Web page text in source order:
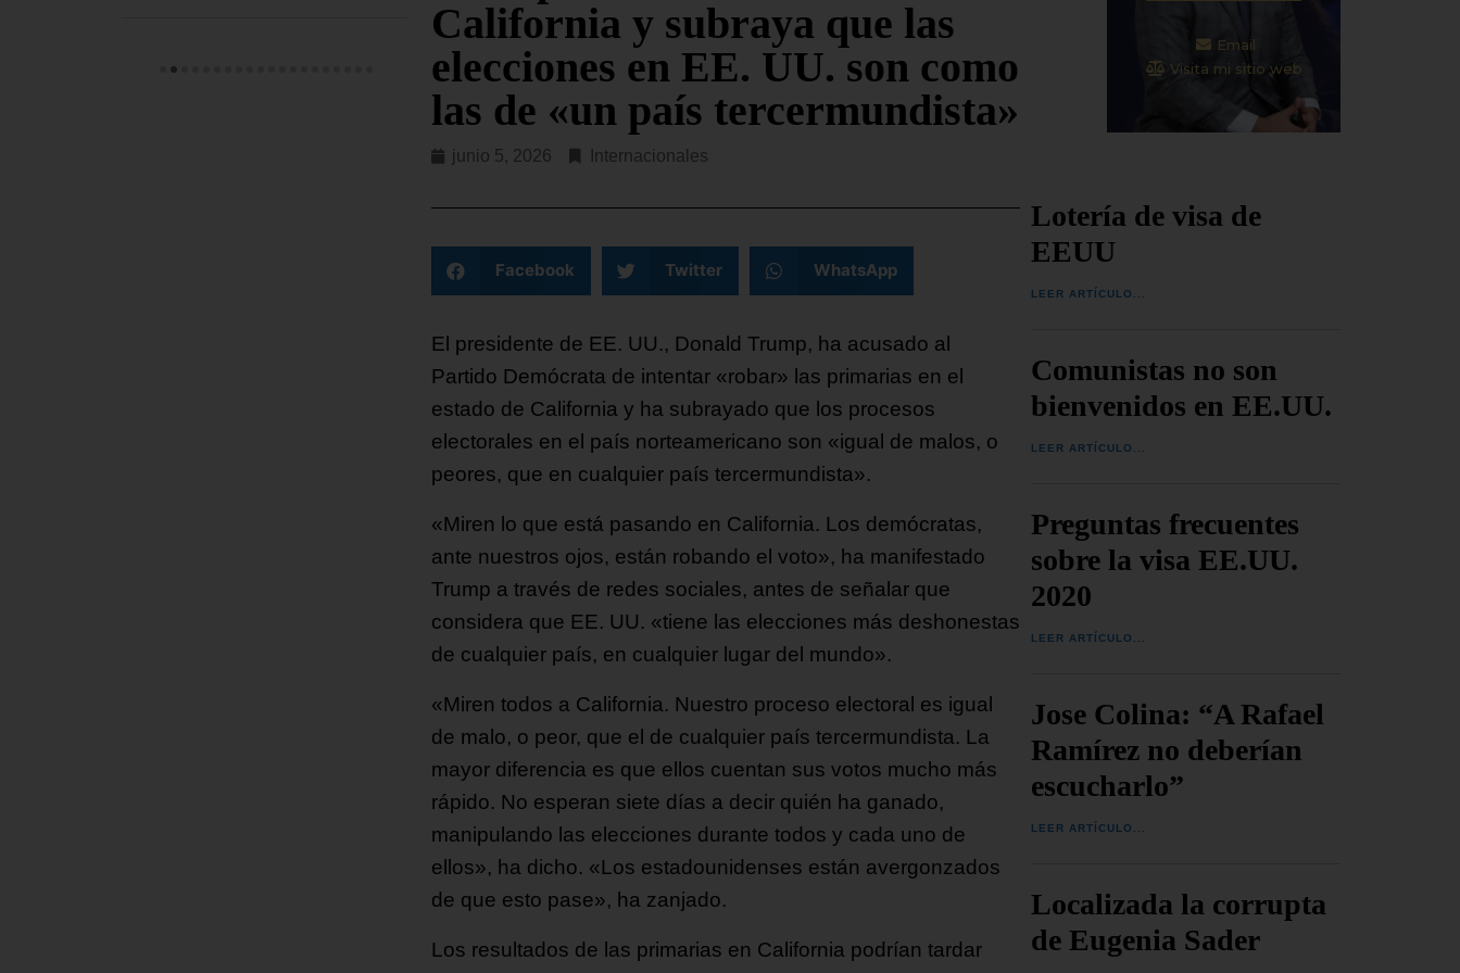
SEGUIR LEYENDO...
California y subraya que las
elecciones en EE. UU. son como
las de «un país tercermundista»
junio 5, 2026 Internacionales
Facebook Twitter WhatsApp
El presidente de EE. UU., Donald Trump, ha acusado al
Partido Demócrata de intentar «robar» las primarias en el
estado de California y ha subrayado que los procesos
electorales en el país norteamericano son «igual de malos, o
peores, que en cualquier país tercermundista».
«Miren lo que está pasando en California. Los demócratas,
ante nuestros ojos, están robando el voto», ha manifestado
Trump a través de redes sociales, antes de señalar que
considera que EE. UU. «tiene las elecciones más deshonestas
de cualquier país, en cualquier lugar del mundo».
«Miren todos a California. Nuestro proceso electoral es igual
de malo, o peor, que el de cualquier país tercermundista. La
mayor diferencia es que ellos cuentan sus votos mucho más
rápido. No esperan siete días a decir quién ha ganado,
manipulando las elecciones durante todos y cada uno de
ellos», ha dicho. «Los estadounidenses están avergonzados
de que esto pase», ha zanjado.
Los resultados de las primarias en California podrían tardar
Email
Visita mi sitio web
Lotería de visa de
EEUU
LEER ARTÍCULO...
Comunistas no son
bienvenidos en EE.UU.
LEER ARTÍCULO...
Preguntas frecuentes
sobre la visa EE.UU.
2020
LEER ARTÍCULO...
Jose Colina: “A Rafael
Ramírez no deberían
escucharlo”
LEER ARTÍCULO...
Localizada la corrupta
de Eugenia Sader